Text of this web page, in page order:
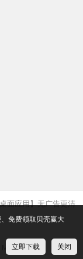
面应用】无广告更清
Myxf.
免费领取贝壳赢大
关闭
立即下载